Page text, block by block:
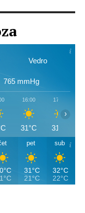
Vedro
765 mmHg
16:00
31°C
17:00
31°C
›
pet
31°C
21°C
sub
32°C
22°C